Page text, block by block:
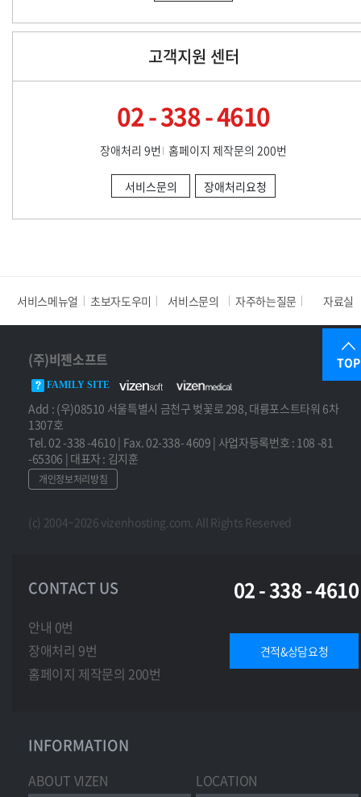
고객지원 센터
02 - 338 - 4610
장애처리 9번 홈페이지 제작문의 200번
서비스문의 장애처리요청
서비스메뉴얼 초보자도우미 서비스문의 자주하는질문 자료실
TOP
(주)비젠소프트
FAMILY SITE
Add : (우)08510 서울특별시 금천구 벚꽃로 298, 대륭포스트타워 6차
1307호
Tel. 02 -338 -4610 | Fax. 02-338- 4609 | 사업자등록번호 : 108 -81
-65306 | 대표자 : 김지훈
개인정보처리방침
(c) 2004~2026 vizenhosting.com. All Rights Reserved
CONTACT US 02 - 338 - 4610
안내 0번
장애처리 9번
홈페이지 제작문의 200번
견적&상담요청
INFORMATION
ABOUT VIZEN LOCATION